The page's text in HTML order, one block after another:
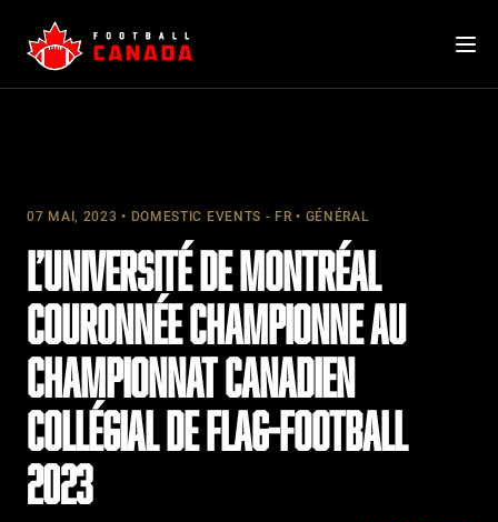
content
07 MAI, 2023 DOMESTIC EVENTS - FR GÉNÉRAL
L’UNIVERSITÉ DE MONTRÉAL
COURONNÉE CHAMPIONNE AU
CHAMPIONNAT CANADIEN
COLLÉGIAL DE FLAG-FOOTBALL
2023